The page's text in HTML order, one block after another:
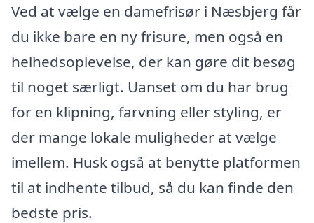
Ved at vælge en damefrisør i Næsbjerg får
du ikke bare en ny frisure, men også en
helhedsoplevelse, der kan gøre dit besøg
til noget særligt. Uanset om du har brug
for en klipning, farvning eller styling, er
der mange lokale muligheder at vælge
imellem. Husk også at benytte platformen
til at indhente tilbud, så du kan finde den
bedste pris.